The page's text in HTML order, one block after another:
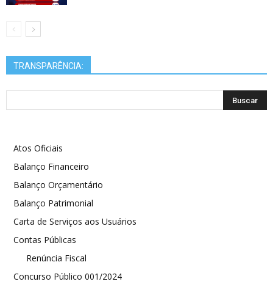
TRANSPARÊNCIA:
Atos Oficiais
Balanço Financeiro
Balanço Orçamentário
Balanço Patrimonial
Carta de Serviços aos Usuários
Contas Públicas
Renúncia Fiscal
Concurso Público 001/2024